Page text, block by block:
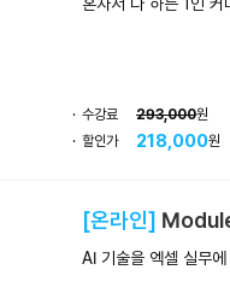
수강료 293,000원
할인가
218,000원
[온라인]
AI 기술을 엑셀 실무